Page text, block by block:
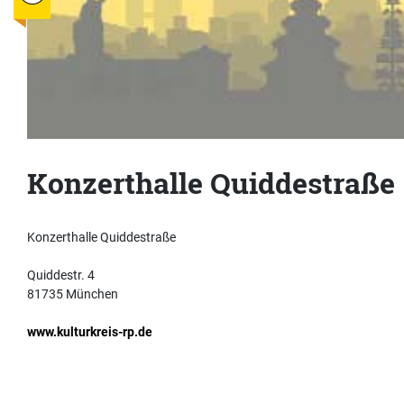
Konzerthalle Quiddestraße
Konzerthalle Quiddestraße
Quiddestr. 4
81735 München
www.kulturkreis-rp.de